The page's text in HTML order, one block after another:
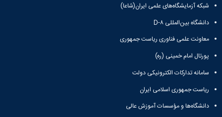
شبکه آزمایشگاه‌های علمی ایران(شاعا)
دانشگاه بین‌المللی D-۸
معاونت علمی فناوری ریاست جمهوری
پورتال امام خمینی (ره)
سامانه تدارکات الکترونیکی دولت
ریاست جمهوری اسلامی ایران
دانشگاه‌ها و مؤسسات آموزش عالی